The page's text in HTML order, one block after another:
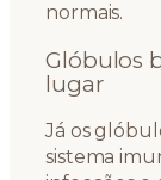
normais.
Glóbulos
lugar
Já os
sistema